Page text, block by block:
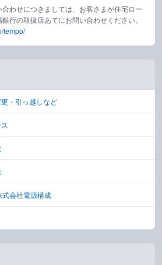
わせにつきましては、お客さまが住宅ロー
行の取扱店あてにお問い合わせください。
tempo/
・引っ越しなど
会社電源構成